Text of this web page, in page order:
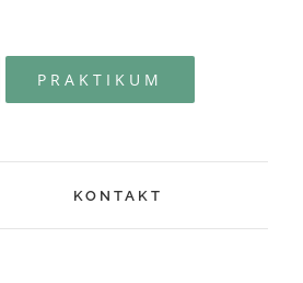
PRAKTIKUM
KONTAKT